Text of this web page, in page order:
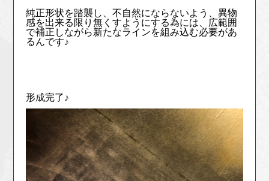
純正形状を踏襲し、不自然にならないよう、異物
感を出来る限り無くすようにする為には、広範囲
で補正しながら新たなラインを組み込む必要があ
るんです♪
形成完了♪